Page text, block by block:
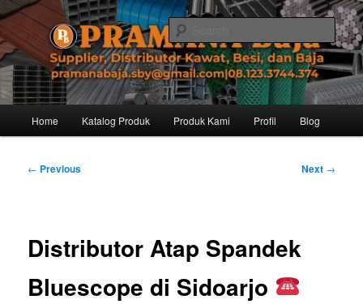
Skip
to
primary
contentPramana Baja Distributor Baja Besi
Kawat – 08.123.3744.374
Distributor dari Pabrik Besi Baja, Supplier Besi Baja, Jual besi beton. Info
dan Pemesanan hub. Ibu Rinanti 08.123.3744.374. Dgn harga yg kompetitif,
Amanah, dan pelayanan yg ramah, kami siap melayani segala kebutuhan
besi anda.
Home Katalog Produk Produk Kami Profil Blog
Post
← Previous Next →
Distributor Atap Spandek
Bluescope di Sidoarjo